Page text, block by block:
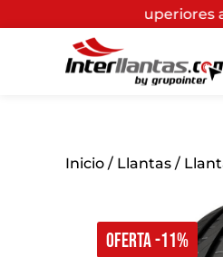
a $200.000*
OFERTA -11%
Inicio / Llantas /